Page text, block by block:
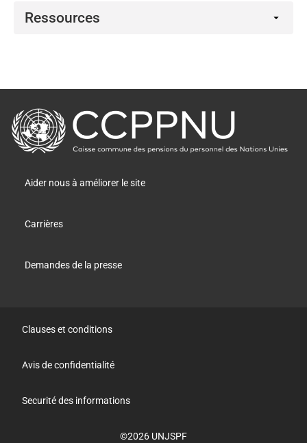
Ressources
Êtes-vous un/e survivant/e d'un/e bénéficiaire ou
retour
à
la
principale
Aider nous à améliorer le site
Carrières
Demandes de la presse
©2026 UNJSPF
Clauses et conditions
Avis de confidentialité
Securité des informations